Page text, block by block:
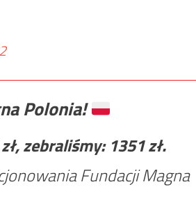
Polonia!
zł, zebraliśmy: 1351zł.
Fundacji Magna